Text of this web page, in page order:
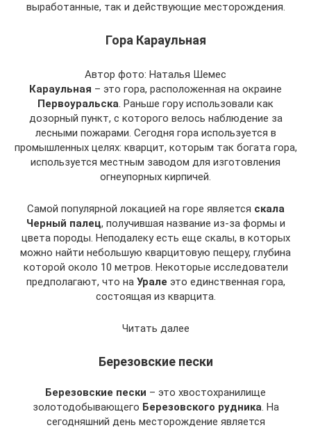
выработанные, так и действующие месторождения.
Гора Караульная
Автор фото: Наталья Шемес
Караульная – это гора, расположенная на окраине
Первоуральска. Раньше гору использовали как
дозорный пункт, с которого велось наблюдение за
лесными пожарами. Сегодня гора используется в
промышленных целях: кварцит, которым так богата гора,
используется местным заводом для изготовления
огнеупорных кирпичей.
Самой популярной локацией на горе является скала
Черный палец, получившая название из-за формы и
цвета породы. Неподалеку есть еще скалы, в которых
можно найти небольшую кварцитовую пещеру, глубина
которой около 10 метров. Некоторые исследователи
предполагают, что на Урале это единственная гора,
состоящая из кварцита.
Читать далее
Березовские пески
Березовские пески – это хвостохранилище
золотодобывающего Березовского рудника. На
сегодняшний день месторождение является